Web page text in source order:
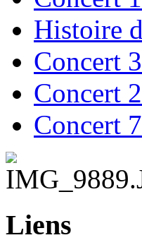
Histoire
Concert
Concert
Concert
Liens